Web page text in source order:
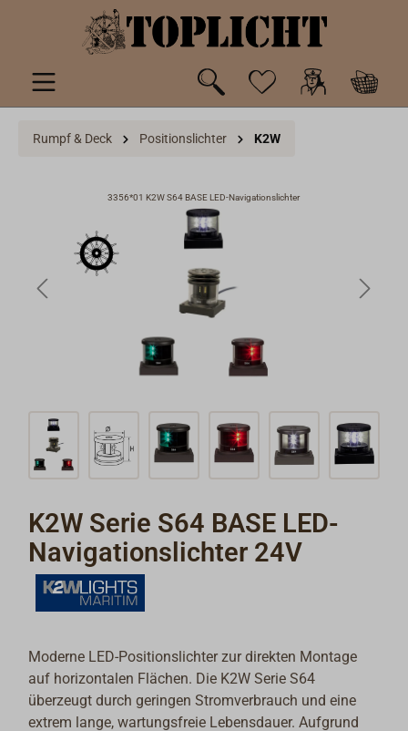
springen
Rumpf & Deck Positionslichter K2W
3356*01 K2W S64 BASE LED-Navigationslichter
K2W Serie S64 BASE LED-
Navigationslichter 24V
Moderne LED-Positionslichter zur direkten Montage
auf horizontalen Flächen. Die K2W Serie S64
überzeugt durch geringen Stromverbrauch und eine
extrem lange, wartungsfreie Lebensdauer. Aufgrund